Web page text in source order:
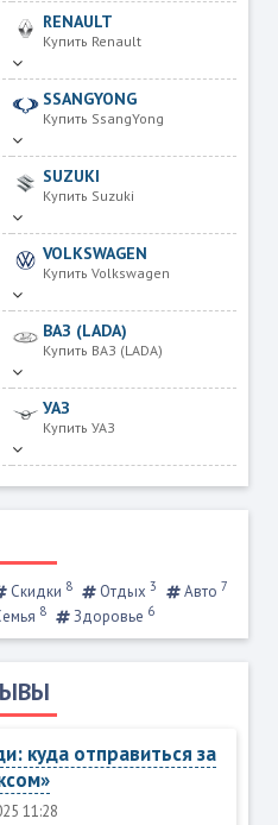
RENAULT
Купить Renault
SSANGYONG
Купить SsangYong
SUZUKI
Купить Suzuki
VOLKSWAGEN
Купить Volkswagen
ВАЗ (LADA)
Купить ВАЗ (LADA)
УАЗ
Купить УАЗ
Скидки 8 Отдых 3 Авто 7
8 Здоровье 6
куда отправиться за
11:28